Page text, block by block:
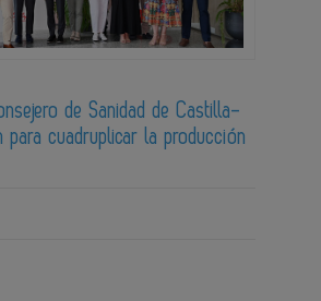
de Sanidad de Castilla-
para cuadruplicar la producción